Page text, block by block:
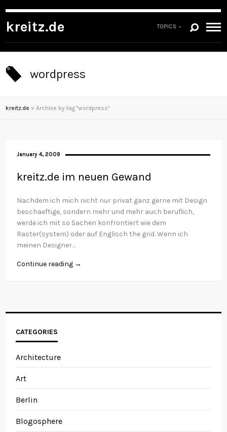
kreitz.de TOPICS
wordpress
kreitz.de » Archive by tag "wordpress"
January 4, 2009
kreitz.de im neuen Gewand
Nachdem ich mich nicht nur privat ganz gerne mit Design
beschaeftige, sondern mehr und mehr auch beruflich,
werde ich mit so Sachen konfrontiert wie dem
Raster(system) oder auf Englisch the grid. Wenn ich
meinen Designer…
Continue reading →
CATEGORIES
Architecture
Art
Berlin
Blogosphere